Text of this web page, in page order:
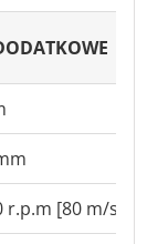
r.p.m [80 m/s]